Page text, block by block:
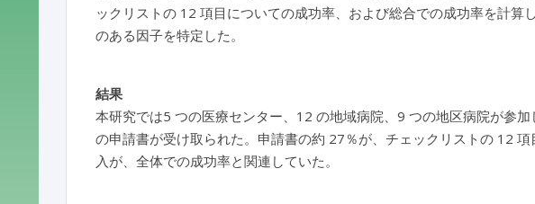
ックリストの 12 項目についての成功率、および総合での成功率を計
のある因子を特定した。
結果
本研究では5 つの医療センター、12 の地域病院、9 つの地区病院が参
の申請書が受け取られた。申請書の約 27％が、チェックリストの 12
入が、全体での成功率と関連していた。